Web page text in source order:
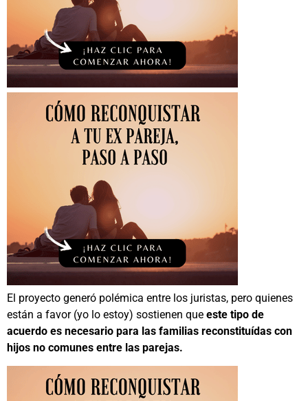
El proyecto generó polémica entre los juristas, pero quienes
están a favor (yo lo estoy) sostienen que este tipo de
acuerdo es necesario para las familias reconstituídas con
hijos no comunes entre las parejas.